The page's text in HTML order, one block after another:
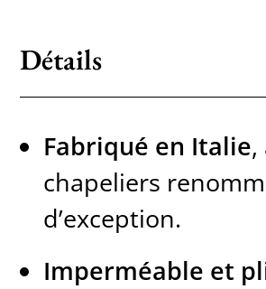
Détails
Fabriqué en Italie,
chapeliers
d’exception.
Imperméable et